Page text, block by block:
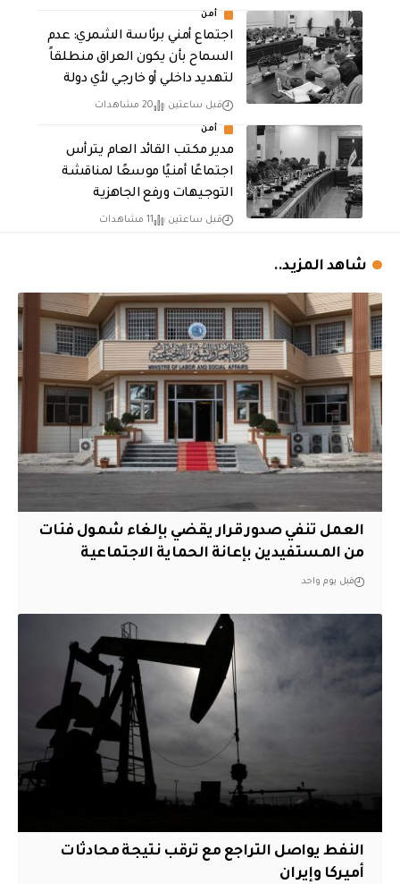
أمن
اجتماع أمني برئاسة الشمري: عدم
السماح بأن يكون العراق منطلقاً
لتهديد داخلي أو خارجي لأي دولة
قبل ساعتين 20 مشاهدات
أمن
مدير مكتب القائد العام يترأس
اجتماعًا أمنيًا موسعًا لمناقشة
التوجيهات ورفع الجاهزية
قبل ساعتين 11 مشاهدات
شاهد المزيد..
العمل تنفي صدور قرار يقضي بإلغاء شمول فئات
من المستفيدين بإعانة الحماية الاجتماعية
قبل يوم واحد
النفط يواصل التراجع مع ترقب نتيجة محادثات
أميركا وإيران